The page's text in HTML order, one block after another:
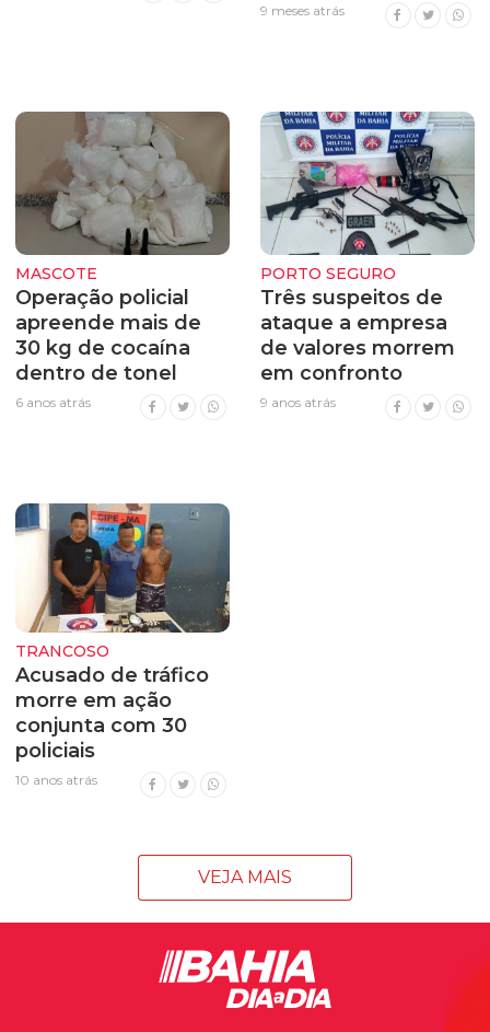
9 meses atrás
MASCOTE
Operação policial
apreende mais de
30 kg de cocaína
dentro de tonel
6 anos atrás
PORTO SEGURO
Três suspeitos de
ataque a empresa
de valores morrem
em confronto
9 anos atrás
TRANCOSO
Acusado de tráfico
morre em ação
conjunta com 30
policiais
10 anos atrás
VEJA MAIS